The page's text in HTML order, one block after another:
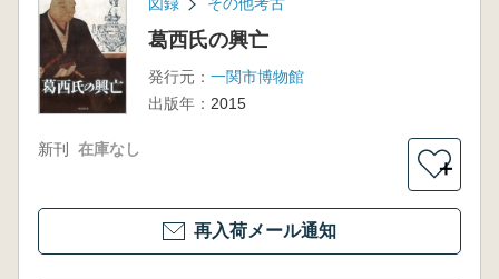
葛西氏の興亡
発行元： 一関市博物館
出版年： 2015
新刊 在庫なし
＋
再入荷メール通知